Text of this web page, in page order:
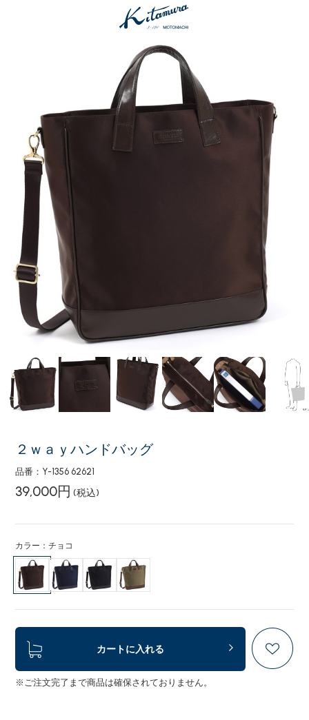
２ｗａｙハンドバッグ
品番：Y-1356 62621
39,000円 (税込)
カラー：チョコ
カートに入れる
※ご注文完了まで商品は確保されておりません。